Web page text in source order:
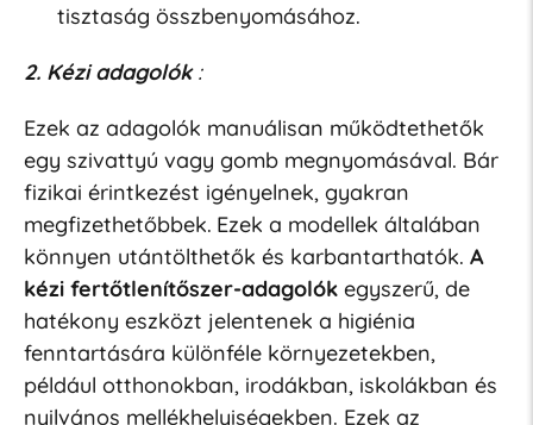
tisztaság összbenyomásához.
2. Kézi adagolók:
Ezek az adagolók manuálisan működtethetők
egy szivattyú vagy gomb megnyomásával. Bár
fizikai érintkezést igényelnek, gyakran
megfizethetőbbek. Ezek a modellek általában
könnyen utántölthetők és karbantarthatók. A
kézi fertőtlenítőszer-adagolókegyszerű, de
hatékony eszközt jelentenek a higiénia
fenntartására különféle környezetekben,
például otthonokban, irodákban, iskolákban és
nyilvános mellékhelyiségekben. Ezek az